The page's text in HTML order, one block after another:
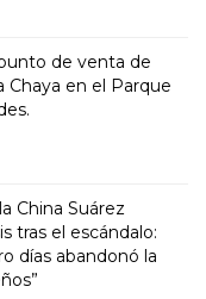
de venta de
Chaya en el Parque
China Suárez
tras el escándalo:
días abandonó la